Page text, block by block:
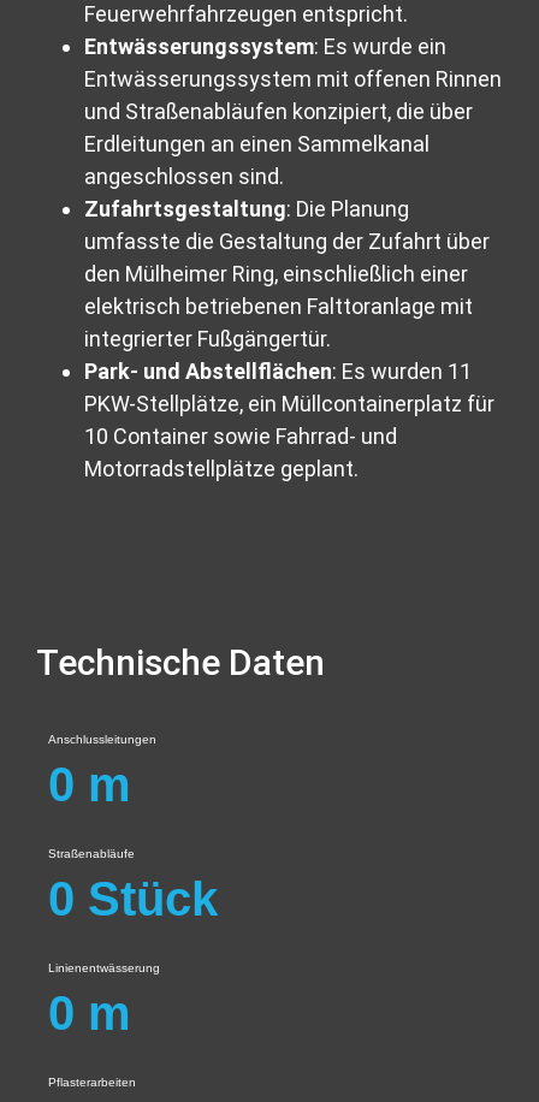
Feuerwehrfahrzeugen entspricht.
Entwässerungssystem: Es wurde ein
Entwässerungssystem mit offenen Rinnen
und Straßenabläufen konzipiert, die über
Erdleitungen an einen Sammelkanal
angeschlossen sind.
Zufahrtsgestaltung: Die Planung
umfasste die Gestaltung der Zufahrt über
den Mülheimer Ring, einschließlich einer
elektrisch betriebenen Falttoranlage mit
integrierter Fußgängertür.
Park- und Abstellflächen: Es wurden 11
PKW-Stellplätze, ein Müllcontainerplatz für
10 Container sowie Fahrrad- und
Motorradstellplätze geplant.
Technische Daten
Anschlussleitungen
0 m
Straßenabläufe
0 Stück
Linienentwässerung
0 m
Pflasterarbeiten